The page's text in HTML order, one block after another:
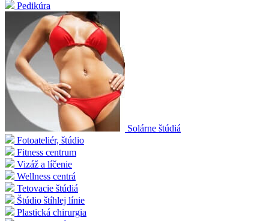
Pedikúra
Solárne štúdiá
Fotoateliér, štúdio
Fitness centrum
Vizáž a líčenie
Wellness centrá
Tetovacie štúdiá
Štúdio štíhlej línie
Plastická chirurgia